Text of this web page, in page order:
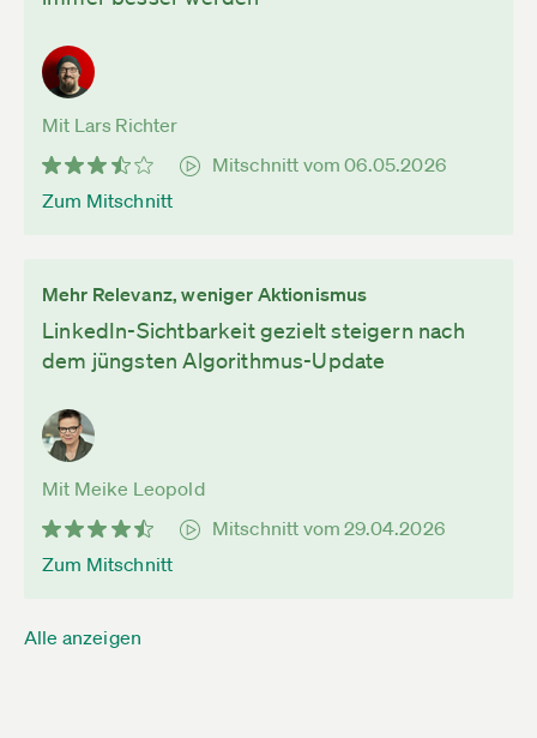
Mit Lars Richter
Mitschnitt vom 06.05.2026
Zum Mitschnitt
Mehr Relevanz, weniger Aktionismus
LinkedIn-Sichtbarkeit gezielt steigern nach
dem jüngsten Algorithmus-Update
Mit Meike Leopold
Mitschnitt vom 29.04.2026
Zum Mitschnitt
Alle anzeigen